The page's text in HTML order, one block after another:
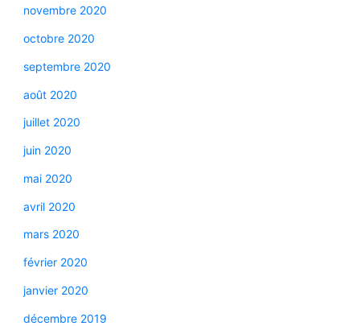
novembre 2020
octobre 2020
septembre 2020
août 2020
juillet 2020
juin 2020
mai 2020
avril 2020
mars 2020
février 2020
janvier 2020
décembre 2019